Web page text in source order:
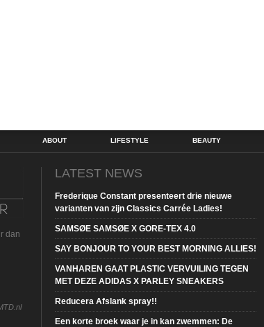
ABOUT LIFESTYLE BEAUTY
dan
LATEST NEWS
Frederique Constant presenteert drie nieuwe
varianten van zijn Classics Carrée Ladies!
SAMSØE SAMSØE X GORE-TEX 4.0
SAY BONJOUR TO YOUR BEST MORNING ALLIES!
VANHAREN GAAT PLASTIC VERVUILING TEGEN
MET DEZE ADIDAS X PARLEY SNEAKERS
Reducera Afslank spray!!
Een korte broek waar je in kan zwemmen: De